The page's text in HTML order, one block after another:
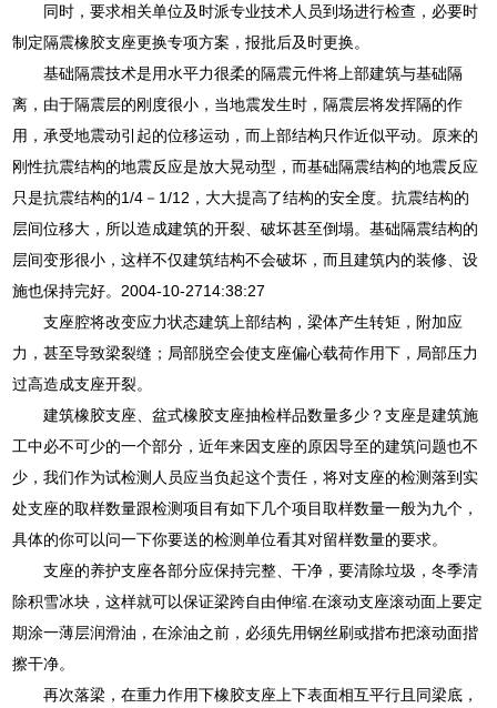
同时，要求相关单位及时派专业技术人员到场进行检查，必要时
制定隔震橡胶支座更换专项方案，报批后及时更换。
基础隔震技术是用水平力很柔的隔震元件将上部建筑与基础隔
离，由于隔震层的刚度很小，当地震发生时，隔震层将发挥隔的作
用，承受地震动引起的位移运动，而上部结构只作近似平动。原来的
刚性抗震结构的地震反应是放大晃动型，而基础隔震结构的地震反应
只是抗震结构的1/4－1/12，大大提高了结构的安全度。抗震结构的
层间位移大，所以造成建筑的开裂、破坏甚至倒塌。基础隔震结构的
层间变形很小，这样不仅建筑结构不会破坏，而且建筑内的装修、设
施也保持完好。2004-10-2714:38:27
支座腔将改变应力状态建筑上部结构，梁体产生转矩，附加应
力，甚至导致梁裂缝；局部脱空会使支座偏心载荷作用下，局部压力
过高造成支座开裂。
建筑橡胶支座、盆式橡胶支座抽检样品数量多少？支座是建筑施
工中必不可少的一个部分，近年来因支座的原因导至的建筑问题也不
少，我们作为试检测人员应当负起这个责任，将对支座的检测落到实
处支座的取样数量跟检测项目有如下几个项目取样数量一般为九个，
具体的你可以问一下你要送的检测单位看其对留样数量的要求。
支座的养护支座各部分应保持完整、干净，要清除垃圾，冬季清
除积雪冰块，这样就可以保证梁跨自由伸缩.在滚动支座滚动面上要定
期涂一薄层润滑油，在涂油之前，必须先用钢丝刷或揩布把滚动面揩
擦干净。
再次落梁，在重力作用下橡胶支座上下表面相互平行且同梁底，